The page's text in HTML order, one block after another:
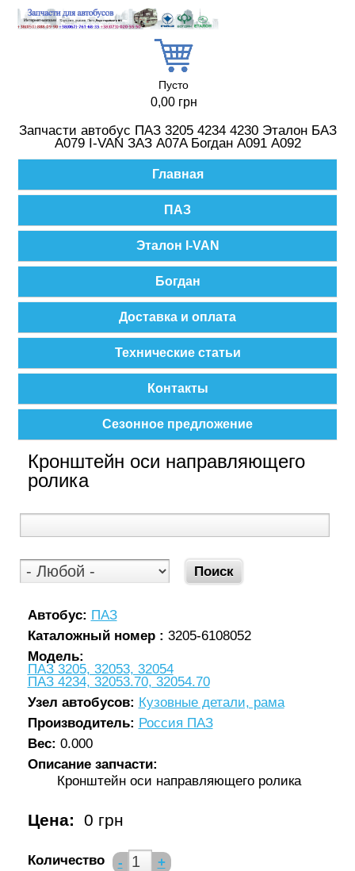
Пусто
0,00 грн
Запчасти автобус ПАЗ 3205 4234 4230 Эталон БАЗ
А079 I-VAN ЗАЗ A07A Богдан А091 А092
Главная
ПАЗ
Эталон I-VAN
Богдан
Доставка и оплата
Технические статьи
Контакты
Сезонное предложение
Кронштейн оси направляющего
ролика
Автобус: ПАЗ
Каталожный номер : 3205-6108052
Модель:
ПАЗ 3205, 32053, 32054
ПАЗ 4234, 32053.70, 32054.70
Узел автобусов: Кузовные детали, рама
Производитель: Россия ПАЗ
Вес: 0.000
Описание запчасти:
Кронштейн оси направляющего ролика
Цена: 0 грн
Количество - +